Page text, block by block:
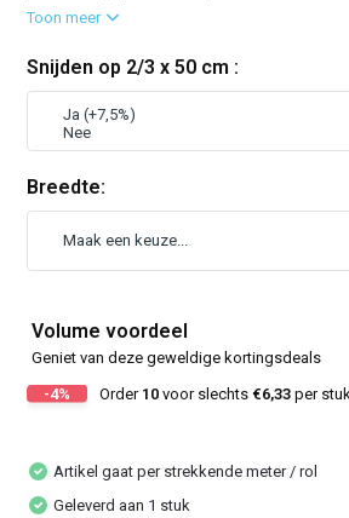
Toon meer
Snijden op 2/3 x 50 cm :
Breedte:
Volume voordeel
Geniet van deze geweldige kortingsdeals
-4%
Order 10 voor slechts €6,33 per stuk
Artikel gaat per strekkende meter / rol
Geleverd aan 1 stuk